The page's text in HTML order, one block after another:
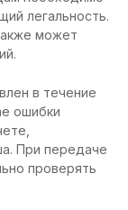
легальность.
может
в течение
ошибки
При передаче
проверять